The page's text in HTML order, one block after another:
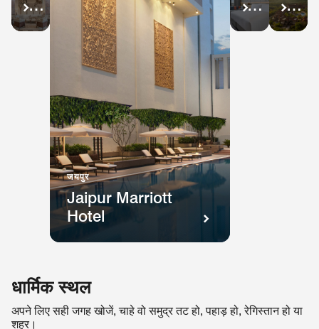
Marriott
Ranthambore
जयपुर​
Jaipur Marriott
Hotel
by
Marriott
धार्मिक स्थल
अपने लिए सही जगह खोजें, चाहे वो समुद्र तट हो, पहाड़ हो, रेगिस्तान हो या
शहर।​